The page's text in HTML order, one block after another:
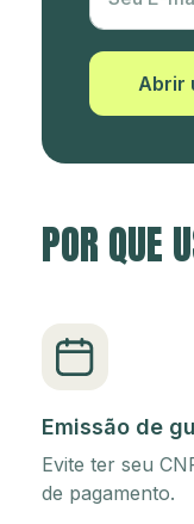
Abrir
POR QUE
Emissão de
Evite ter seu
de pagamento.